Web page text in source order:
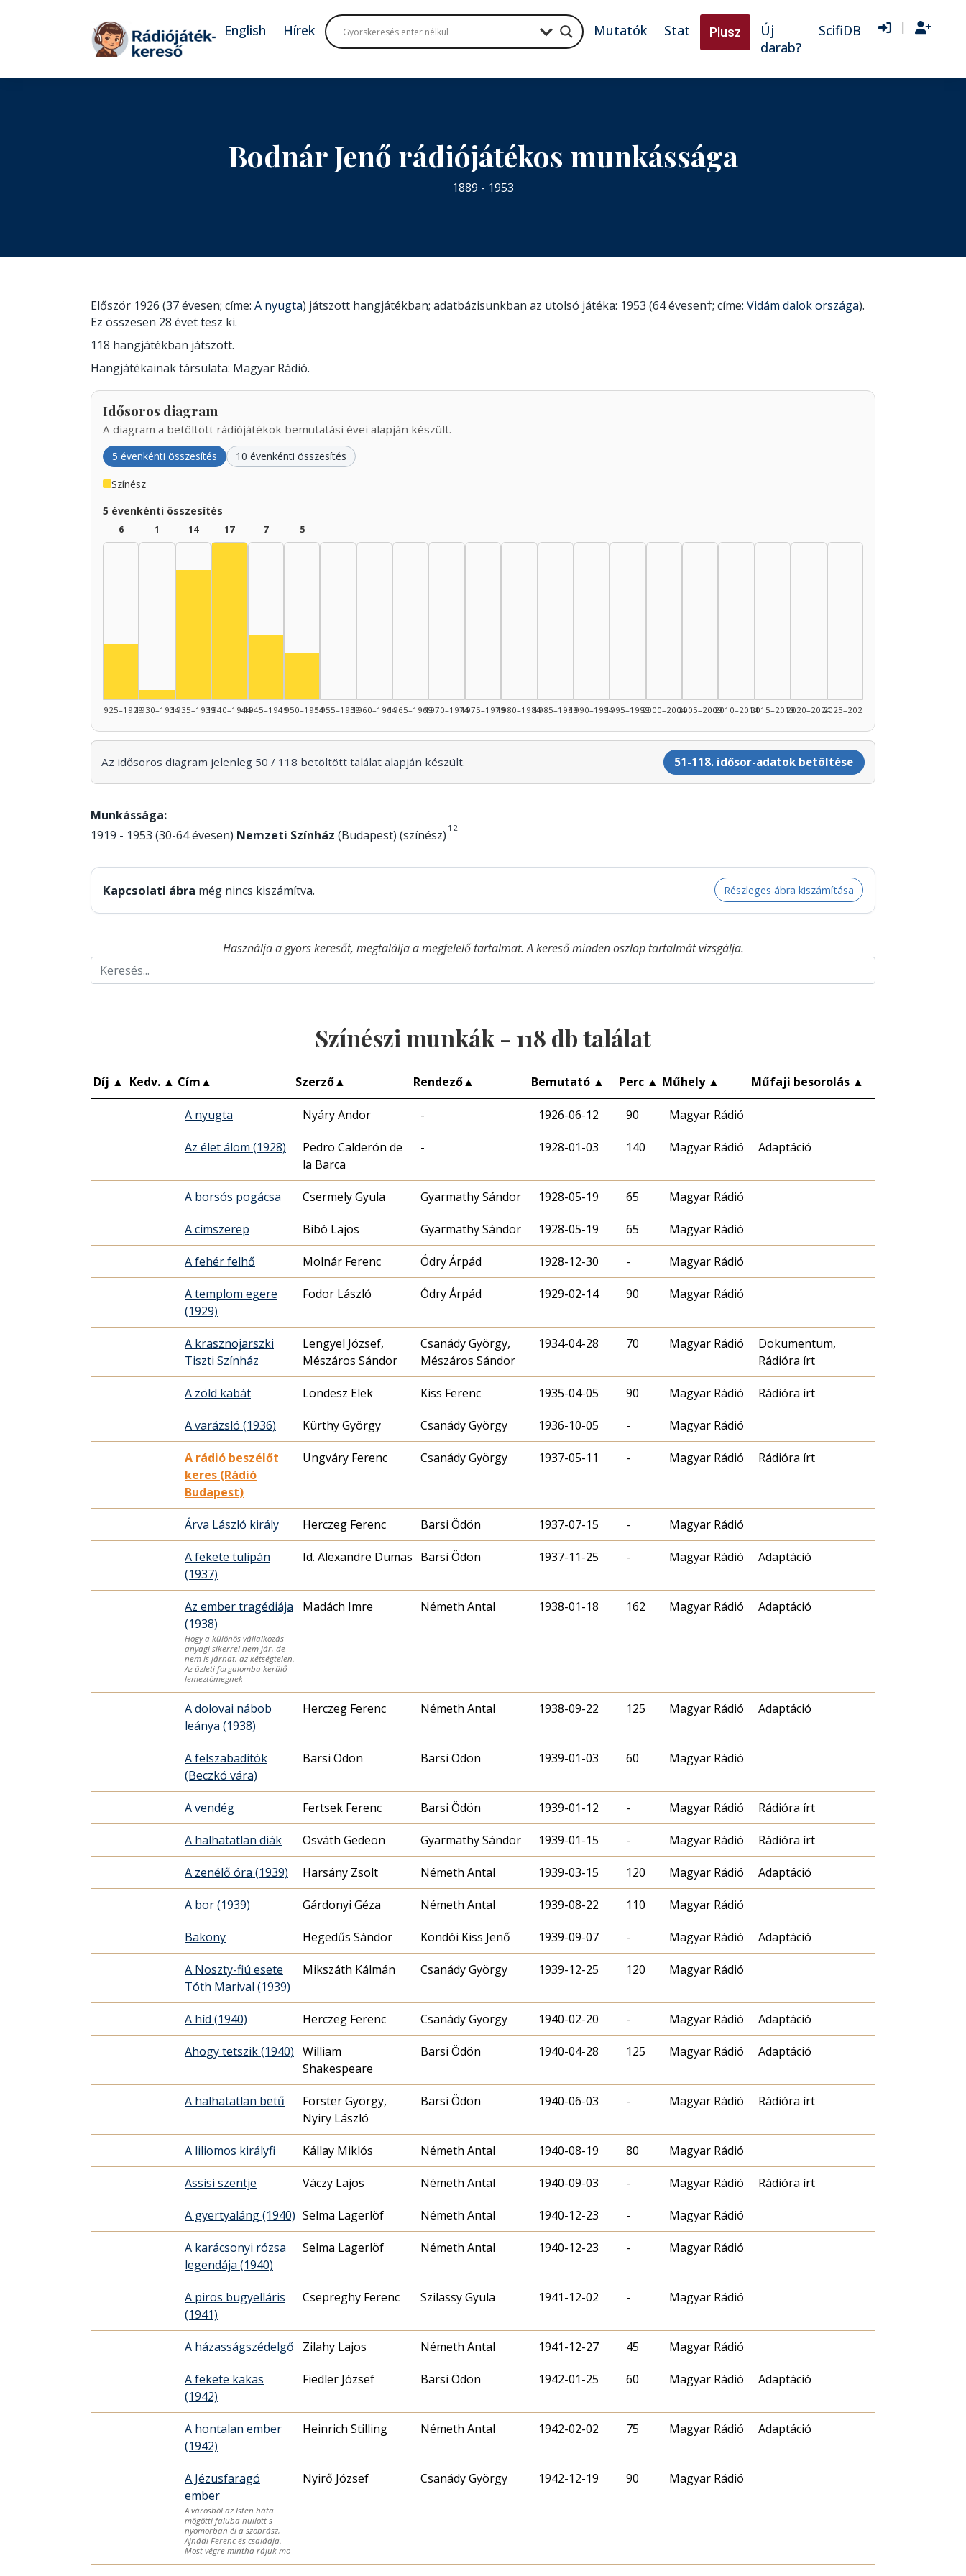
Tovább a tartalomhoz
English Hírek Mutatók Stat Plusz
Új
darab?
ScifiDB |
Bodnár Jenő rádiójátékos munkássága
1889 - 1953
Először 1926 (37 évesen; címe: A nyugta) játszott hangjátékban; adatbázisunkban az utolsó játéka: 1953 (64 évesen†; címe: Vidám dalok országa).
Ez összesen 28 évet tesz ki.
118 hangjátékban játszott.
Hangjátékainak társulata: Magyar Rádió.
Idősoros diagram
A diagram a betöltött rádiójátékok bemutatási évei alapján készült.
5 évenkénti összesítés 10 évenkénti összesítés
Színész
5 évenkénti összesítés
6
1925–1929
1
Színész, 1930–1934: 1
1930–1934
14
1935–1939
17
1940–1944
7
1945–1949
5
1950–19541955–19591960–19641965–19691970–19741975–19791980–19841985–19891990–19941995–19992000–20042005–20092010–20142015–20192020–20242025–2026
Az idősoros diagram jelenleg 50 / 118 betöltött találat alapján készült. 51-118. idősor-adatok betöltése
Munkássága:
1919 - 1953 (30-64 évesen) Nemzeti Színház (Budapest) (színész) 1 2
Kapcsolati ábra még nincs kiszámítva. Részleges ábra kiszámítása
Használja a gyors keresőt, megtalálja a megfelelő tartalmat. A kereső minden oszlop tartalmát vizsgálja.
Színészi munkák - 118 db találat
Díj ▲ Kedv. ▲ Cím▲ Szerző▲ Rendező▲ Bemutató ▲ Perc ▲ Műhely ▲ Műfaji besorolás ▲
A nyugta Nyáry Andor - 1926-06-12 90 Magyar Rádió
Az élet álom (1928)
Pedro Calderón de
la Barca
- 1928-01-03 140 Magyar Rádió Adaptáció
A borsós pogácsa Csermely Gyula Gyarmathy Sándor 1928-05-19 65 Magyar Rádió
A címszerep Bibó Lajos Gyarmathy Sándor 1928-05-19 65 Magyar Rádió
A fehér felhő Molnár Ferenc Ódry Árpád 1928-12-30 - Magyar Rádió
A templom egere
(1929)
Fodor László Ódry Árpád 1929-02-14 90 Magyar Rádió
A krasznojarszki
Tiszti Színház
Lengyel József,
Mészáros Sándor
Csanády György,
Mészáros Sándor
1934-04-28 70 Magyar Rádió
Dokumentum,
Rádióra írt
A zöld kabát Londesz Elek Kiss Ferenc 1935-04-05 90 Magyar Rádió Rádióra írt
A varázsló (1936) Kürthy György Csanády György 1936-10-05 - Magyar Rádió
A rádió beszélőt
keres (Rádió
Budapest)
Ungváry Ferenc Csanády György 1937-05-11 - Magyar Rádió Rádióra írt
Árva László király Herczeg Ferenc Barsi Ödön 1937-07-15 - Magyar Rádió
A fekete tulipán
(1937)
Id. Alexandre Dumas Barsi Ödön 1937-11-25 - Magyar Rádió Adaptáció
Az ember tragédiája
(1938)
Hogy a különös vállalkozás
anyagi sikerrel nem jár, de
nem is járhat, az kétségtelen.
Az üzleti forgalomba kerülő
lemeztömegnek
Madách Imre Németh Antal 1938-01-18 162 Magyar Rádió Adaptáció
A dolovai nábob
leánya (1938)
Herczeg Ferenc Németh Antal 1938-09-22 125 Magyar Rádió Adaptáció
A felszabadítók
(Beczkó vára)
Barsi Ödön Barsi Ödön 1939-01-03 60 Magyar Rádió
A vendég Fertsek Ferenc Barsi Ödön 1939-01-12 - Magyar Rádió Rádióra írt
A halhatatlan diák Osváth Gedeon Gyarmathy Sándor 1939-01-15 - Magyar Rádió Rádióra írt
A zenélő óra (1939) Harsány Zsolt Németh Antal 1939-03-15 120 Magyar Rádió Adaptáció
A bor (1939) Gárdonyi Géza Németh Antal 1939-08-22 110 Magyar Rádió
Bakony Hegedűs Sándor Kondói Kiss Jenő 1939-09-07 - Magyar Rádió Adaptáció
A Noszty-fiú esete
Tóth Marival (1939)
Mikszáth Kálmán Csanády György 1939-12-25 120 Magyar Rádió
A híd (1940) Herczeg Ferenc Csanády György 1940-02-20 - Magyar Rádió Adaptáció
Ahogy tetszik (1940) William
Shakespeare
Barsi Ödön 1940-04-28 125 Magyar Rádió Adaptáció
A halhatatlan betű
Forster György,
Nyiry László
Barsi Ödön 1940-06-03 - Magyar Rádió Rádióra írt
A liliomos királyfi Kállay Miklós Németh Antal 1940-08-19 80 Magyar Rádió
Assisi szentje Váczy Lajos Németh Antal 1940-09-03 - Magyar Rádió Rádióra írt
A gyertyaláng (1940) Selma Lagerlöf Németh Antal 1940-12-23 - Magyar Rádió
A karácsonyi rózsa
legendája (1940)
Selma Lagerlöf Németh Antal 1940-12-23 - Magyar Rádió
A piros bugyelláris
(1941)
Csepreghy Ferenc Szilassy Gyula 1941-12-02 - Magyar Rádió
A házasságszédelgő Zilahy Lajos Németh Antal 1941-12-27 45 Magyar Rádió
A fekete kakas
(1942)
Fiedler József Barsi Ödön 1942-01-25 60 Magyar Rádió Adaptáció
A hontalan ember
(1942)
Heinrich Stilling Németh Antal 1942-02-02 75 Magyar Rádió Adaptáció
A Jézusfaragó
ember
A városból az Isten háta
mögötti faluba hullott s
nyomorban él a szobrász,
Ajnádi Ferenc és családja.
Most végre mintha rájuk mo
Nyirő József Csanády György 1942-12-19 90 Magyar Rádió